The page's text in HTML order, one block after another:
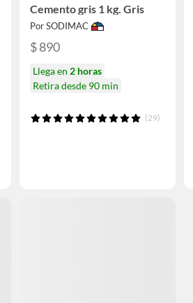
Cemento gris 1 kg. Gris
Por SODIMAC
$ 890
Llega en 2 horas
Retira desde 90 min
(29)